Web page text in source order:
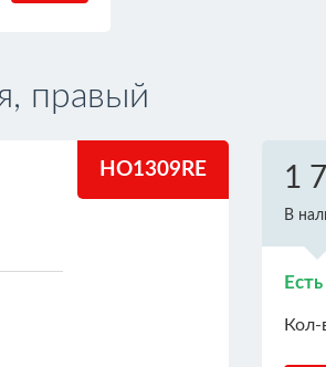
правый
HO1309RE 1
В
Кол-